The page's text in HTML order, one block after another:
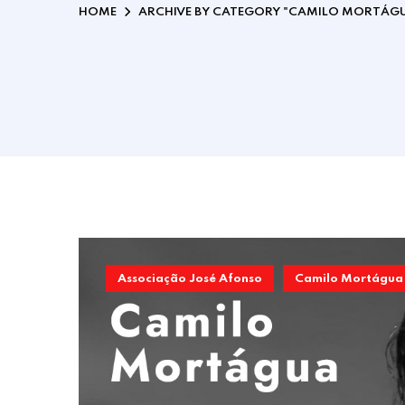
HOME ARCHIVE BY CATEGORY "CAMILO
Associação José Afonso Camilo Mortágua